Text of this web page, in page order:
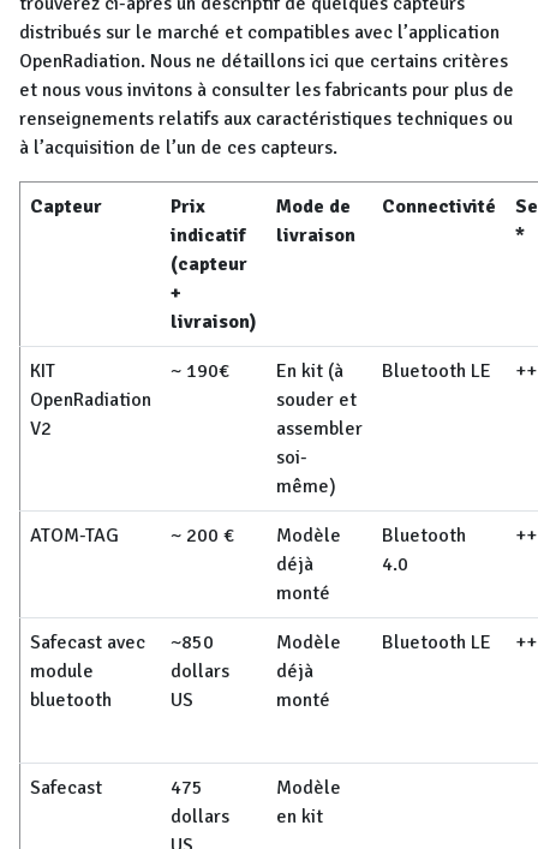
distribués sur le marché et compatibles avec l’application
OpenRadiation. Nous ne détaillons ici que certains critères
et nous vous invitons à consulter les fabricants pour plus de
renseignements relatifs aux caractéristiques techniques ou
à l’acquisition de l’un de ces capteurs.
Capteur
Prix
indicatif
(capteur
+
livraison)
Mode de
livraison
Connectivité
*
KIT
OpenRadiation
V2
~ 190€
En kit (à
souder et
assembler
soi-
même)
Bluetooth LE ++
ATOM-TAG ~ 200 €
Modèle
déjà
monté
Bluetooth
4.0
++
Safecast avec
module
bluetooth
~850
dollars
US
Modèle
déjà
monté
Bluetooth LE
Safecast
475
dollars
Modèle
en kit